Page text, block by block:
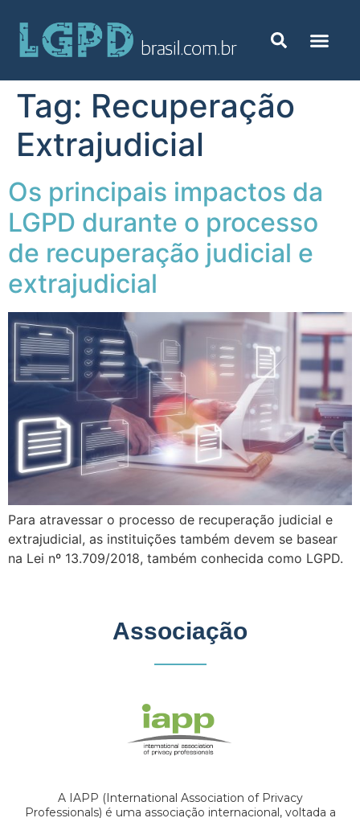
Tag: Recuperação
Extrajudicial
Os principais impactos da
LGPD durante o processo
de recuperação judicial e
extrajudicial
Para atravessar o processo de recuperação judicial e
extrajudicial, as instituições também devem se basear
na Lei nº 13.709/2018, também conhecida como LGPD.
Associação
A IAPP (International Association of Privacy
Professionals) é uma associação internacional, voltada a